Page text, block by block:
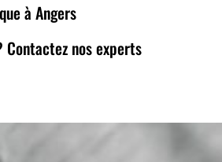
à Angers
Contactez nos experts